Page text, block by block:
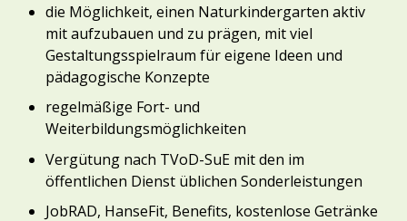
die Möglichkeit, einen Naturkindergarten aktiv
mit aufzubauen und zu prägen, mit viel
Gestaltungsspielraum für eigene Ideen und
pädagogische Konzepte
regelmäßige Fort- und
Weiterbildungsmöglichkeiten
Vergütung nach TVoD-SuE mit den im
öffentlichen Dienst üblichen Sonderleistungen
JobRAD, HanseFit, Benefits, kostenlose Getränke